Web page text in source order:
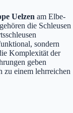
Uelzen am Elbe-
die Schleusen
sondern
Komplexität der
geben
zu einem lehrreichen